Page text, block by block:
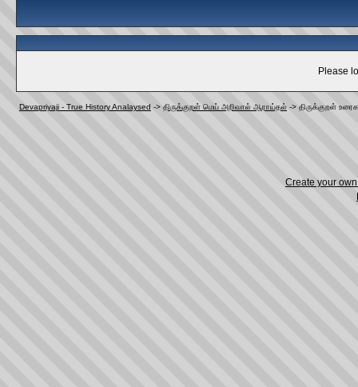
Please
Devapriyaji - True History Analaysed -> திருக்குறள் மெய் அறிவால் ஆராய்தல் -> திருக்குறள்
Create your